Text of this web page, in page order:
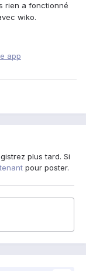
rien a fonctionné
wiko.
app
plus tard. Si
pour poster.